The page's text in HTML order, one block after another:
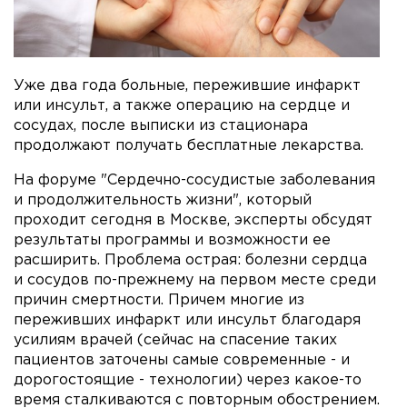
Уже два года больные, пережившие инфаркт
или инсульт, а также операцию на сердце и
сосудах, после выписки из стационара
продолжают получать бесплатные лекарства.
На форуме "Сердечно-сосудистые заболевания
и продолжительность жизни", который
проходит сегодня в Москве, эксперты обсудят
результаты программы и возможности ее
расширить. Проблема острая: болезни сердца
и сосудов по-прежнему на первом месте среди
причин смертности. Причем многие из
переживших инфаркт или инсульт благодаря
усилиям врачей (сейчас на спасение таких
пациентов заточены самые современные - и
дорогостоящие - технологии) через какое-то
время сталкиваются с повторным обострением.